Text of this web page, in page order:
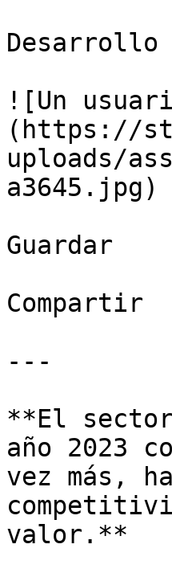
Desarrollo
![Un
(https://
uploads/
a3645.jpg)
Guardar
Compartir
---
**El
año 2023
vez más,
valor.**